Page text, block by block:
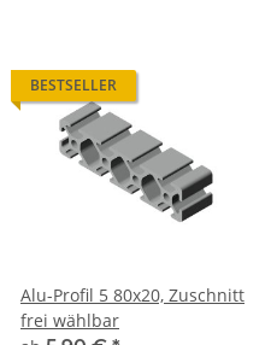
BESTSELLER
Alu-Profil 5 80x20, Zuschnitt
frei wählbar